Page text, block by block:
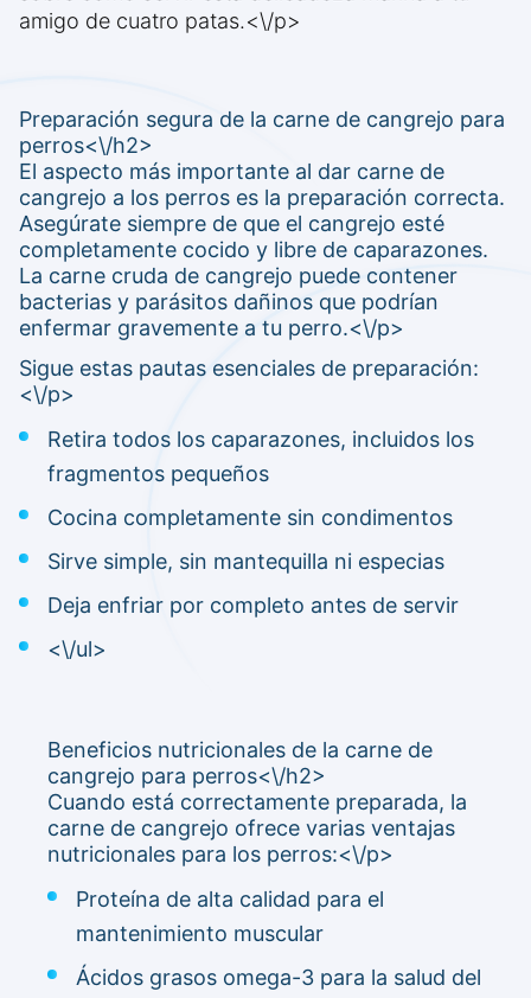
amigo de cuatro patas.<\/p>
Preparación segura de la carne de cangrejo para
perros<\/h2>
El aspecto más importante al dar carne de
cangrejo a los perros es la preparación correcta.
Asegúrate siempre de que el cangrejo esté
completamente cocido y libre de caparazones.
La carne cruda de cangrejo puede contener
bacterias y parásitos dañinos que podrían
enfermar gravemente a tu perro.<\/p>
Sigue estas pautas esenciales de preparación:
<\/p>
Retira todos los caparazones, incluidos los
fragmentos pequeños
Cocina completamente sin condimentos
Sirve simple, sin mantequilla ni especias
Deja enfriar por completo antes de servir
<\/ul>
Beneficios nutricionales de la carne de
cangrejo para perros<\/h2>
Cuando está correctamente preparada, la
carne de cangrejo ofrece varias ventajas
nutricionales para los perros:<\/p>
Proteína de alta calidad para el
mantenimiento muscular
Ácidos grasos omega-3 para la salud del